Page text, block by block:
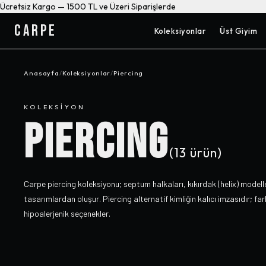
Ücretsiz Kargo — 1500 TL ve Üzeri Siparişlerde
CARPE Koleksiyonlar Üst Giyim
Anasayfa/Koleksiyonlar/Piercing
KOLEKSIYON
PIERCING(13 ürün)
Carpe piercing koleksiyonu; septum halkaları, kıkırdak (helix)
tasarımlardan oluşur. Piercing alternatif kimliğin kalıcı imzasıdır;
hipoalerjenik seçenekler.